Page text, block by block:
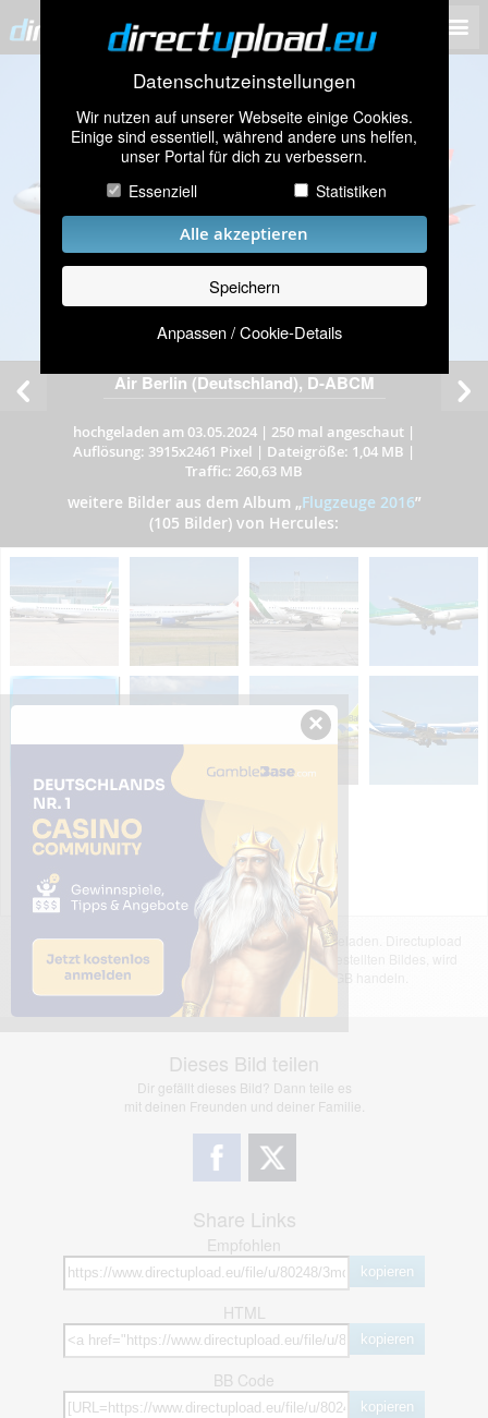
Datenschutzeinstellungen
Wir nutzen auf unserer Webseite einige Cookies.
Einige sind essentiell, während andere uns helfen,
unser Portal für dich zu verbessern.
Essenziell
Statistiken
Alle akzeptieren
Speichern
Anpassen / Cookie-Details
Air Berlin (Deutschland), D-ABCM
hochgeladen am 03.05.2024 | 250 mal angeschaut |
Auflösung: 3915x2461 Pixel | Dateigröße: 1,04 MB |
Traffic: 260,63 MB
weitere Bilder aus dem Album „Flugzeuge 2016”
(105 Bilder) von Hercules:
Das dargestellte Bild wurde von einem Nutzer hochgeladen. Directupload
übernimmt keinerlei Haftung für den Inhalt des dargestellten Bildes, wird
jedoch bei Verstößen nach §2(3) unserer AGB handeln.
Dieses Bild teilen
Dir gefällt dieses Bild? Dann teile es
mit deinen Freunden und deiner Familie.
Share Links
Empfohlen
kopieren
HTML
kopieren
BB Code
kopieren
×